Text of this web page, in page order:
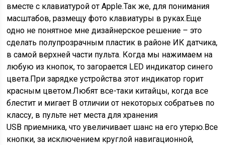
вместе с клавиатурой от Apple.Так же, для понимания
масштабов, размещу фото клавиатуры в руках.Еще
одно не понятное мне дизайнерское решение – это
сделать полупрозрачным пластик в районе ИК датчика,
в самой верхней части пульта. Когда мы нажимаем на
любую из кнопок, то загорается LED индикатор синего
цвета.При зарядке устройства этот индикатор горит
красным цветом.Любят все-таки китайцы, когда все
блестит и мигает В отличии от некоторых собратьев по
классу, в пульте нет места для хранения
USB приемника, что увеличивает шанс на его утерю.Все
кнопки, за исключением круглой навигационной,